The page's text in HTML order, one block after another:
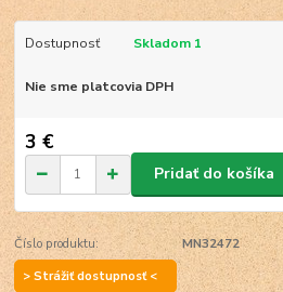
Dostupnosť Skladom 1
Nie sme platcovia DPH
3 €
Pridať do košíka
Číslo produktu:
MN32472
> Strážiť dostupnosť <